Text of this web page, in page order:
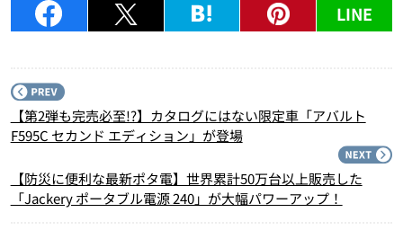
LINE
【第2弾も完売必至!?】カタログにはない限定車「アバルト
F595C セカンド エディション」が登場
【防災に便利な最新ポタ電】世界累計50万台以上販売した
「Jackery ポータブル電源 240」が大幅パワーアップ！